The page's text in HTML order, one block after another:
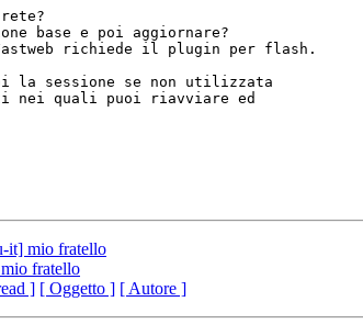
base e poi aggiornare?
richiede il plugin per flash.
la sessione se non utilizzata
nei quali puoi riavviare ed
it] mio fratello
fratello
] [ Oggetto ] [ Autore ]